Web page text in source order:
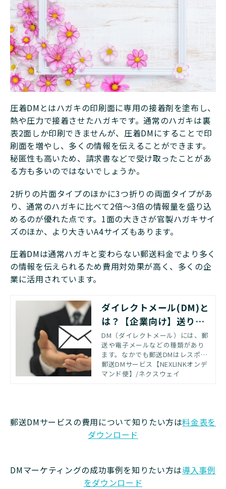
圧着DMとはハガキの印刷面に専用の接着剤を塗布し、
熱や圧力で接着させたハガキです。通常のハガキは裏
表2面しか印刷できませんが、圧着DMにすることで印
刷面を増やし、多くの情報を伝えることができます。
秘匿性も高いため、請求書などで受け取ったことがあ
る方も多いのではないでしょうか。
2折りの片面タイプのほかに3つ折りの両面タイプがあ
り、通常のハガキに比べて2倍〜3倍の情報量を盛り込
めるのが優れた点です。1面の大きさが官製ハガキサイ
ズのほか、より大きいA4サイズもあります。
圧着DMは通常ハガキと変わらない郵送料金でより多く
の情報を伝えられるため費用対効果が高く、多くの企
業に活用されています。
ダイレクトメール(DM)と
は？【企業向け】送り方
や種類・特徴を解説
DM（ダイレクトメール）には、郵
送や電子メールなどの種類があり
ます。なかでも郵送DMはレスポン
ス率が比較的高く、ターゲットに
合うデザインができるなどマーケ
を高める方法を解説します。
郵送DMサービス【NEXLINKオンデ
マンド便】/ネクスウェイ
郵送DMサービスの費用について知りたい方は料金表を
ダウンロード
DMマーケティングの成功事例を知りたい方は導入事例
をダウンロード